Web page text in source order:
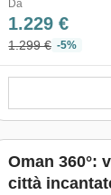
Da
1.229 €
1.299 € -5%
Oman 360°:
città